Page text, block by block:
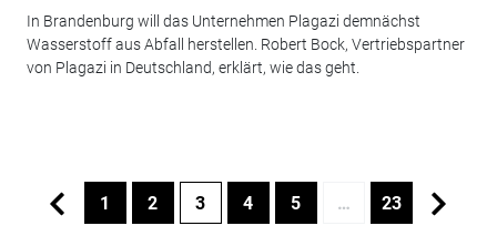
In Brandenburg will das Unternehmen Plagazi demnächst
Wasserstoff aus Abfall herstellen. Robert Bock, Vertriebspartner
von Plagazi in Deutschland, erklärt, wie das geht.
1 2 3 4 5 … 23